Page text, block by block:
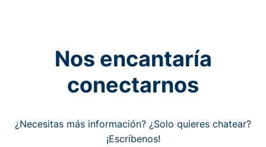
Nos encantaría
conectarnos
¿Necesitas más información? ¿Solo quieres chatear?
¡Escríbenos!